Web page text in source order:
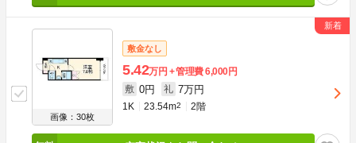
画像：30枚
敷金なし
5.42万円 管理費6,000円
敷 0円 礼 7万円
1K 23.54m2 2階